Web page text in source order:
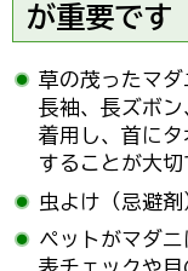
が重要です
草の茂ったマダ
長袖、長ズボ
着用し、首に
することが大切
虫よけ（忌避剤
ペットがマダ
表チェックや